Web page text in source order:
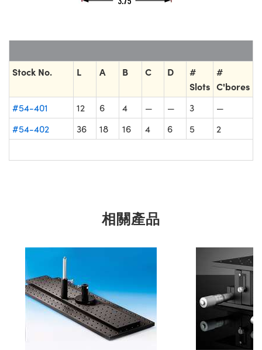
Stock No. L A B C D
#
Slots
#
C'bores
#54-401 12 6 4 — — 3
—
#54-402
36 18 16 4 6 5 2
相關產品